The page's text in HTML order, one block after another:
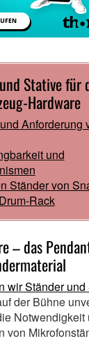
Stative für
Hardware
Anforderung
und
Ständer von
Rack
– das
wir Ständer
der Bühne
Notwendigkeit
von